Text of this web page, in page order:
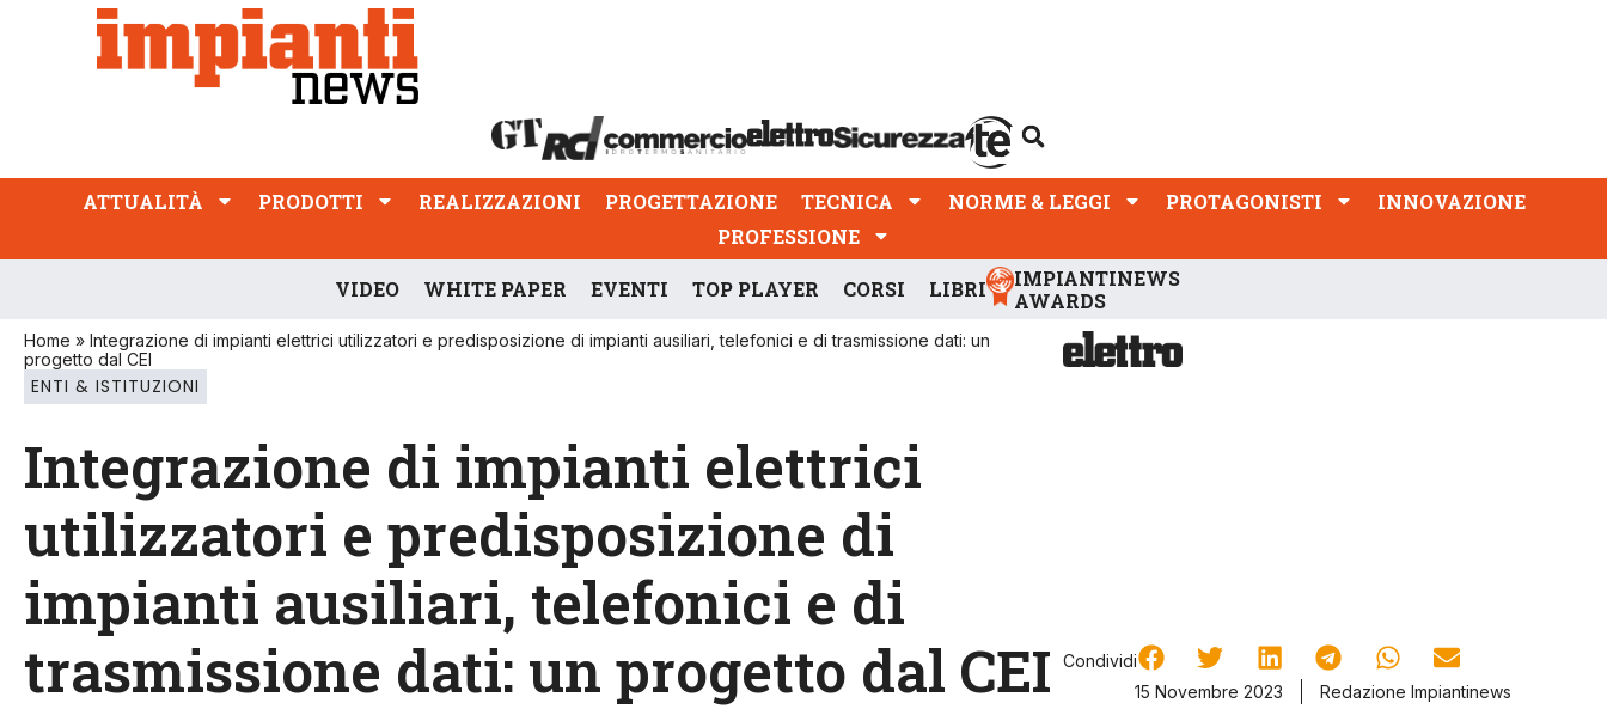
ATTUALITÀ PRODOTTI REALIZZAZIONI
PROFESSIONE
ATTUALITÀ PRODOTTI REALIZZAZIONI PROGETTAZIONE TECNICA NORME & LEGGI PROTAGONISTI
INNOVAZIONE
PROFESSIONE
VIDEO WHITE PAPER EVENTI TOP PLAYER CORSI LIBRI
IMPIANTINEWS
AWARDS
Home » Integrazione di impianti elettrici utilizzatori e predisposizione di impianti ausiliari, telefonici e di trasmissione dati: un
progetto dal CEI
ENTI & ISTITUZIONI
Integrazione di impianti elettrici
utilizzatori e predisposizione di
impianti ausiliari, telefonici e di
trasmissione dati: un progetto dal CEI
Condividi
15 Novembre 2023
Redazione Impiantinews